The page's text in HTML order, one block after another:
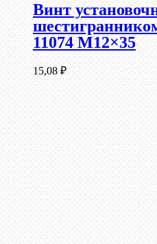
Винт
11074 М12×35
15,08 ₽